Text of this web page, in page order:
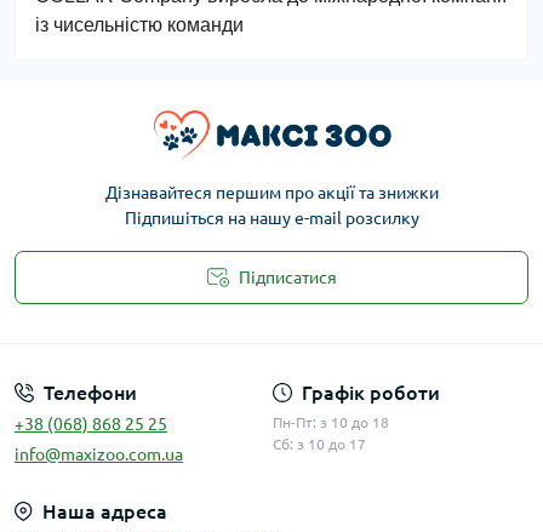
із чисельністю команди
Дізнавайтеся першим про акції та знижки
Підпишіться на нашу e-mail розсилку
Підписатися
Телефони
+38 (068) 868 25 25
info@maxizoo.com.ua
Графік роботи
Пн-Пт: з 10 до 18
Сб: з 10 до 17
Наша адреса